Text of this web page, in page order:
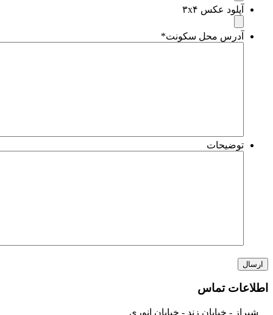
آپلود عکس ۳x۴
types:
آدرس محل سکونت*
توضیحات
تماس
شیراز - خیابان زند - خیابان انوری